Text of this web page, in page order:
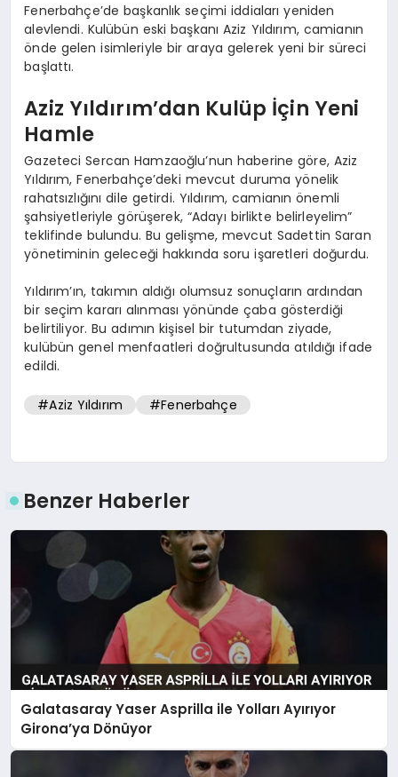
Fenerbahçe’de başkanlık seçimi iddiaları yeniden
alevlendi. Kulübün eski başkanı Aziz Yıldırım, camianın
önde gelen isimleriyle bir araya gelerek yeni bir süreci
başlattı.
Aziz Yıldırım’dan Kulüp İçin Yeni
Hamle
Gazeteci Sercan Hamzaoğlu’nun haberine göre, Aziz
Yıldırım, Fenerbahçe’deki mevcut duruma yönelik
rahatsızlığını dile getirdi. Yıldırım, camianın önemli
şahsiyetleriyle görüşerek, “Adayı birlikte belirleyelim”
teklifinde bulundu. Bu gelişme, mevcut Sadettin Saran
yönetiminin geleceği hakkında soru işaretleri doğurdu.
Yıldırım’ın, takımın aldığı olumsuz sonuçların ardından
bir seçim kararı alınması yönünde çaba gösterdiği
belirtiliyor. Bu adımın kişisel bir tutumdan ziyade,
kulübün genel menfaatleri doğrultusunda atıldığı ifade
edildi.
#Aziz Yıldırım #Fenerbahçe
Benzer Haberler
Galatasaray Yaser Asprilla ile Yolları Ayırıyor
Girona’ya Dönüyor